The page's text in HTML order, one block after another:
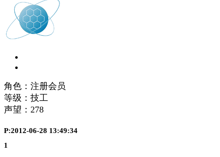
角色：注册会员
等级：技工
声望： 278
P:2012-06-28 13:49:34
1